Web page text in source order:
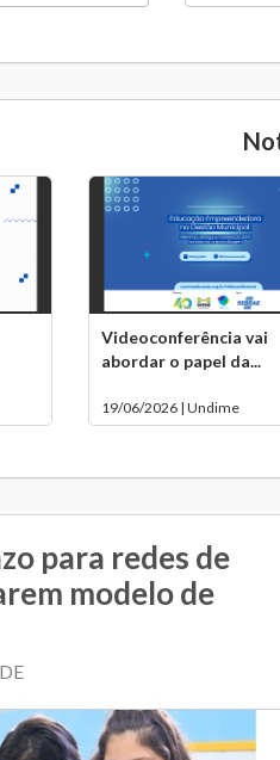
Videoconferência vai
abordar o papel da...
19/06/2026 | Undime
para redes de
modelo de